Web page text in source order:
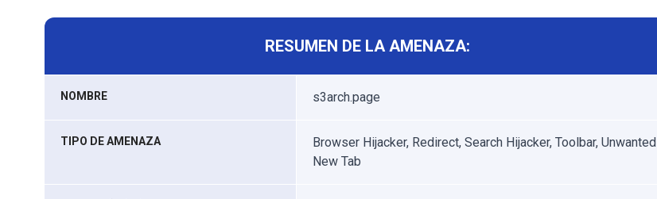
RESUMEN DE LA AMENAZA:
NOMBRE s3arch.page
TIPO DE AMENAZA
Browser Hijacker, Redirect, Search Hijacker, Toolbar, Unwanted
New Tab